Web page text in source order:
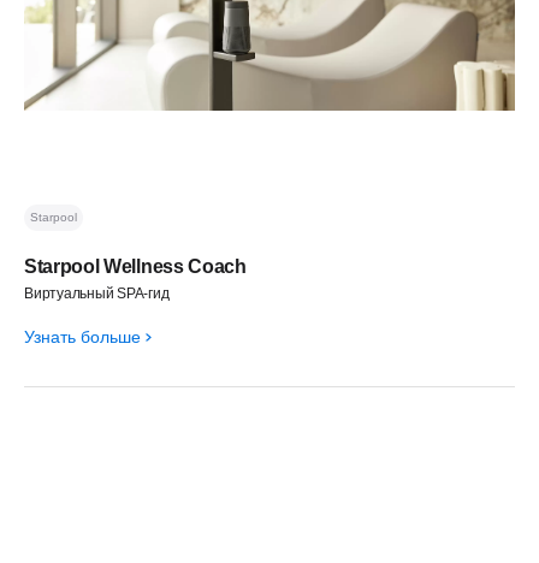
Starpool Wellness Coach
Виртуальный SPA-гид
Starpool
Узнать больше